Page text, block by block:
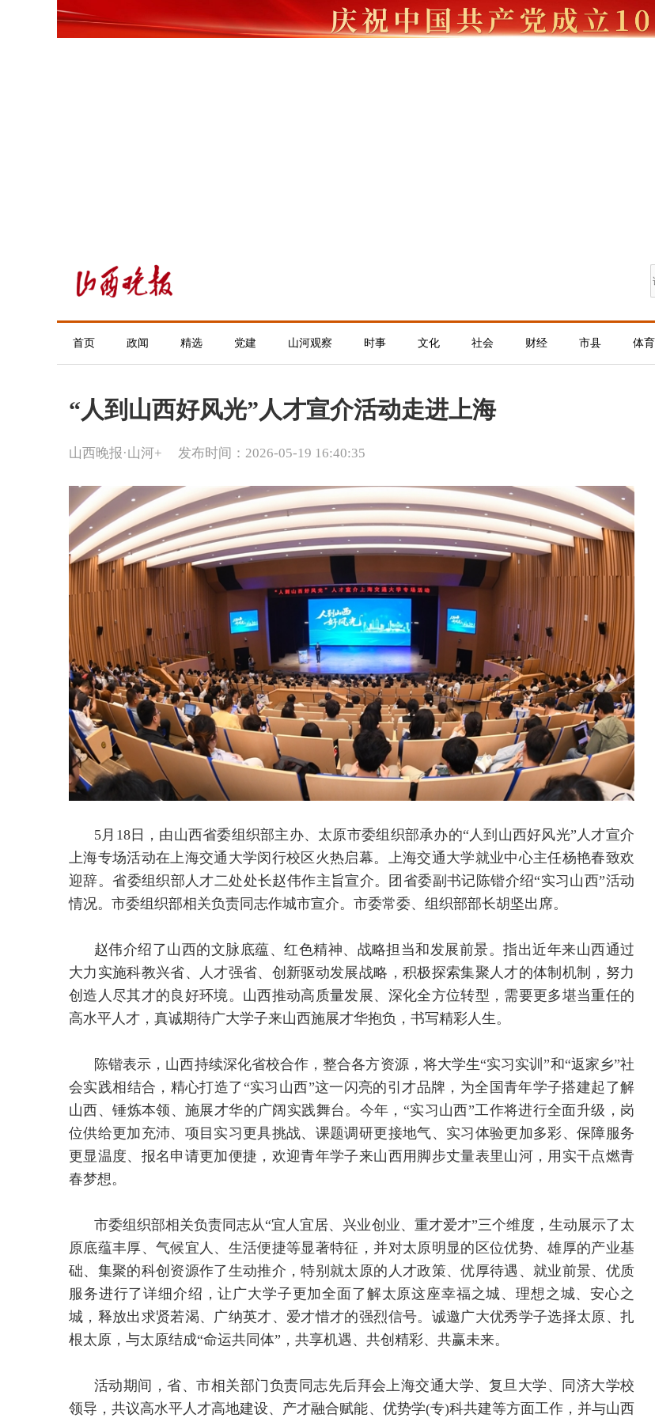
首页 政闻 精选 党建 山河观察 时事 文化 社会 财经 市县 体育
“人到山西好风光”人才宣介活动走进上海
山西晚报·山河+ 发布时间：2026-05-19 16:40:35
5月18日，由山西省委组织部主办、太原市委组织部承办的“人到山西好风光”人才宣介
上海专场活动在上海交通大学闵行校区火热启幕。上海交通大学就业中心主任杨艳春致欢
迎辞。省委组织部人才二处处长赵伟作主旨宣介。团省委副书记陈锴介绍“实习山西”活动
情况。市委组织部相关负责同志作城市宣介。市委常委、组织部部长胡坚出席。
赵伟介绍了山西的文脉底蕴、红色精神、战略担当和发展前景。指出近年来山西通过
大力实施科教兴省、人才强省、创新驱动发展战略，积极探索集聚人才的体制机制，努力
创造人尽其才的良好环境。山西推动高质量发展、深化全方位转型，需要更多堪当重任的
高水平人才，真诚期待广大学子来山西施展才华抱负，书写精彩人生。
陈锴表示，山西持续深化省校合作，整合各方资源，将大学生“实习实训”和“返家乡”社
会实践相结合，精心打造了“实习山西”这一闪亮的引才品牌，为全国青年学子搭建起了解
山西、锤炼本领、施展才华的广阔实践舞台。今年，“实习山西”工作将进行全面升级，岗
位供给更加充沛、项目实习更具挑战、课题调研更接地气、实习体验更加多彩、保障服务
更显温度、报名申请更加便捷，欢迎青年学子来山西用脚步丈量表里山河，用实干点燃青
春梦想。
市委组织部相关负责同志从“宜人宜居、兴业创业、重才爱才”三个维度，生动展示了太
原底蕴丰厚、气候宜人、生活便捷等显著特征，并对太原明显的区位优势、雄厚的产业基
础、集聚的科创资源作了生动推介，特别就太原的人才政策、优厚待遇、就业前景、优质
服务进行了详细介绍，让广大学子更加全面了解太原这座幸福之城、理想之城、安心之
城，释放出求贤若渴、广纳英才、爱才惜才的强烈信号。诚邀广大优秀学子选择太原、扎
根太原，与太原结成“命运共同体”，共享机遇、共创精彩、共赢未来。
活动期间，省、市相关部门负责同志先后拜会上海交通大学、复旦大学、同济大学校
领导，共议高水平人才高地建设、产才融合赋能、优势学(专)科共建等方面工作，并与山西